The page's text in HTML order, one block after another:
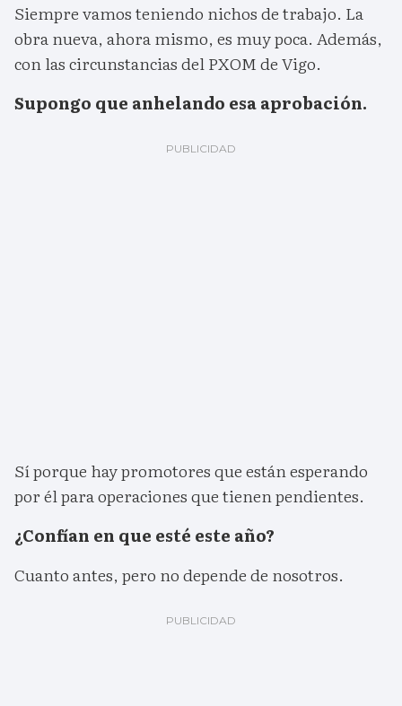
Siempre vamos teniendo nichos de trabajo. La
obra nueva, ahora mismo, es muy poca. Además,
con las circunstancias del PXOM de Vigo.
Supongo que anhelando esa aprobación.
Sí porque hay promotores que están esperando
por él para operaciones que tienen pendientes.
¿Confían en que esté este año?
Cuanto antes, pero no depende de nosotros.